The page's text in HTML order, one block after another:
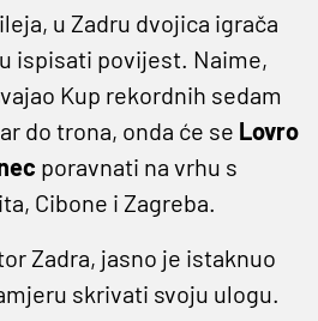
u Zadru dvojica igrača
ispisati povijest. Naime,
Kup rekordnih sedam
do trona, onda će se Lovro
poravnati na vrhu s
Cibone i Zagreba.
Zadra, jasno je istaknuo
skrivati svoju ulogu.